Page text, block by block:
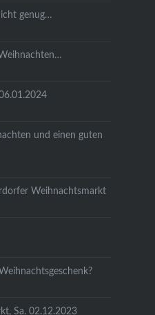
genug…
und einen guten
Weihnachtsmarkt
Sa. 02.12.2023